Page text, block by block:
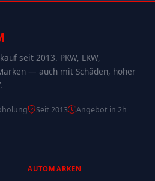
seit 2013. PKW, LKW,
— auch mit Schäden, hoher
Seit 2013 Angebot in 2h
AUTOMARKEN